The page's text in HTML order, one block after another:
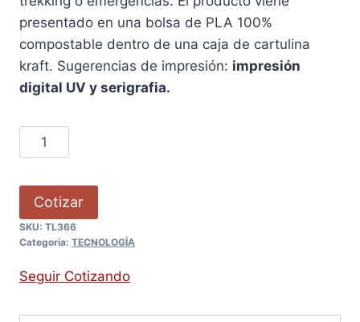
presentado en una bolsa de PLA 100%
compostable dentro de una caja de cartulina
kraft. Sugerencias de impresión: impresión
digital UV y serigrafia.
Cotizar
SKU: TL366
Categoría: TECNOLOGÍA
Seguir Cotizando